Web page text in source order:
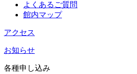
よくあるご質問
館内マップ
アクセス
お知らせ
各種申し込み